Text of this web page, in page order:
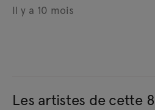
Il y a 10 mois
Les artistes de cette